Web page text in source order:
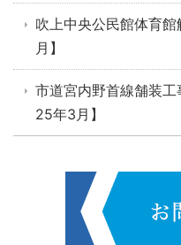
吹上中央公民館体育
月】
市道宮内野首線舗装
25年3月】